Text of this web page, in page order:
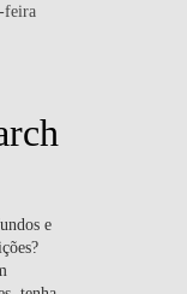
feira
e